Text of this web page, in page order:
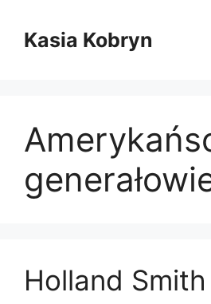
treściKasia Kobryn
Holland Smith